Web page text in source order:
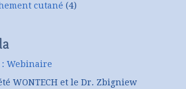
cutané (4)
Webinaire
WONTECH et le Dr. Zbigniew